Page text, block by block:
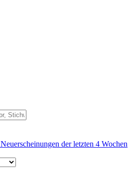
Neuerscheinungen der letzten 4 Wochen